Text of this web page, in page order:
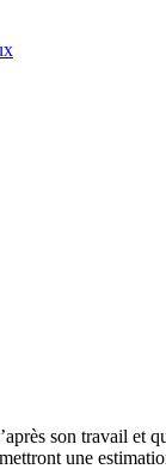
son travail et
une